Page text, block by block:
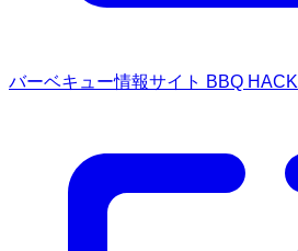
バーベキュー情報サイト BBQ HACK